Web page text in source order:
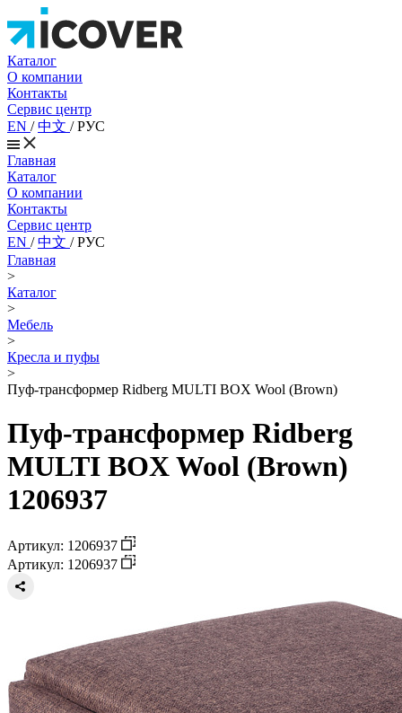
Каталог
О компании
Контакты
Сервис центр
EN /中文 /РУС
Главная
Каталог
О компании
Контакты
Сервис центр
EN /中文 /РУС
Главная
>
Каталог
>
Мебель
>
Кресла и пуфы
>
Пуф-трансформер Ridberg MULTI BOX Wool (Brown)
Пуф-трансформер Ridberg
MULTI BOX Wool (Brown)
1206937
Артикул: 1206937
Артикул: 1206937